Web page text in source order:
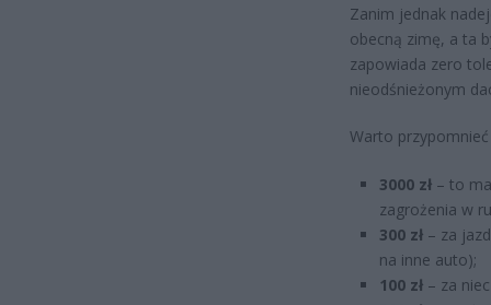
Zanim jednak
obecną zimę, a ta
zapowiada zero
nieodśnieżonym
Warto
3000 zł– to
zagrożenia w
300 zł– za
na inne auto);
100 zł– za